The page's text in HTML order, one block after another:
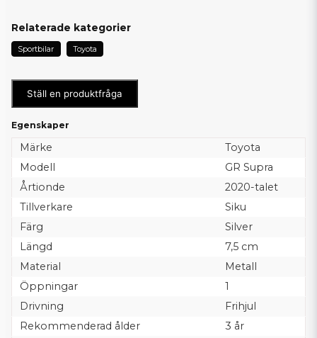
Relaterade kategorier
Sportbilar Toyota
Ställ en produktfråga
Egenskaper
Märke
Toyota
Modell
GR Supra
Årtionde
2020-talet
Tillverkare
Siku
Färg
Silver
Längd
7,5 cm
Material
Metall
Öppningar
1
Drivning
Frihjul
Rekommenderad ålder
3 år